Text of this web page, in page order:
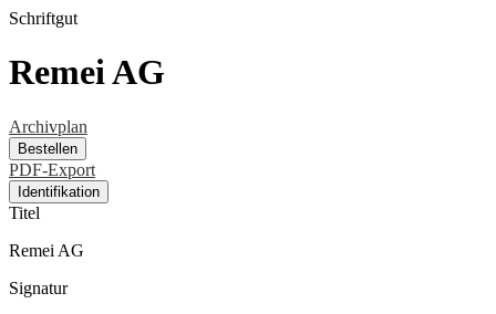
Schriftgut
Remei AG
Archivplan
Bestellen
PDF-Export
Identifikation
Titel
Remei AG
Signatur